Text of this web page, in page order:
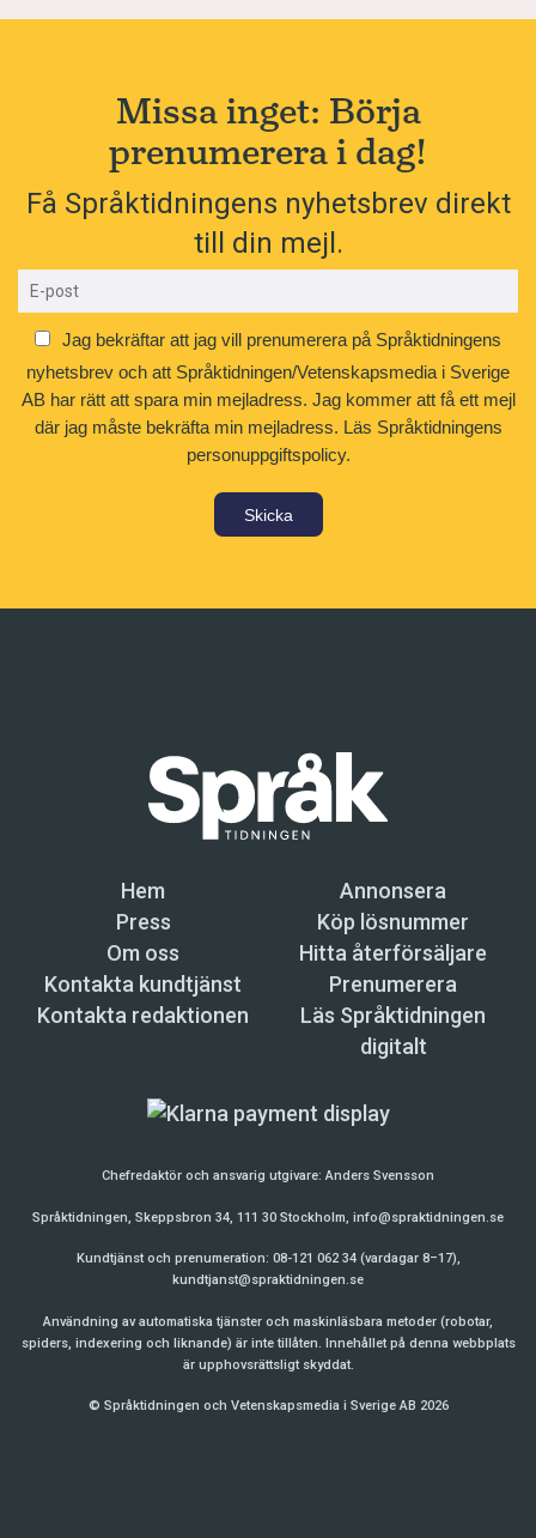
Missa inget: Börja
prenumerera i dag!
Få Språktidningens nyhetsbrev direkt
till din mejl.
Jag bekräftar att jag vill prenumerera på Språktidningens
nyhetsbrev och att Språktidningen/Vetenskapsmedia i Sverige
AB har rätt att spara min mejladress. Jag kommer att få ett mejl
där jag måste bekräfta min mejladress. Läs Språktidningens
personuppgiftspolicy.
Skicka
Hem
Annonsera
Press
Köp lösnummer
Om oss
Hitta återförsäljare
Kontakta kundtjänst
Prenumerera
Kontakta redaktionen
Läs Språktidningen
digitalt
Chefredaktör och ansvarig utgivare:Anders Svensson
Språktidningen, Skeppsbron 34, 111 30 Stockholm, info@spraktidningen.se
Kundtjänst och prenumeration: 08-121 062 34 (vardagar 8–17),
kundtjanst@spraktidningen.se
Användning av automatiska tjänster och maskinläsbara metoder (robotar,
spiders, indexering och liknande) är inte tillåten. Innehållet på denna webbplats
är upphovsrättsligt skyddat.
© Språktidningen och Vetenskapsmedia i Sverige AB 2026